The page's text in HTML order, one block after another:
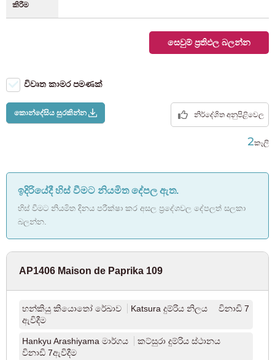
කිරීම
සෙවුම් ප්‍රතිඵල බලන්න
කොන්දේසිය සුරකින්න නිර්දේශිත අනුපිළිවෙල
2කෑලි
විවෘත කාමර පමණක්
ඉදිරියේදී හිස් වීමට නියමිත දේපල ඇත.
හිස් වීමට නියමිත දිනය පරීක්ෂා කර අසල ප්‍රදේශවල දේපලත් සලකා
බලන්න.
AP1406 Maison de Paprika 109
හන්කියු කියොතෝ රේඛාව
Katsura දුම්රිය නිලය විනාඩි 7
ඇවිදීම
Hankyu Arashiyama මාර්ගය
කට්සුරා දුම්රිය ස්ථානය
විනාඩි 7ඇවිදීම
ජේආර් ඕම් ලයින් (2)
ජේආර් සගාමි රේඛාව (1)
ටෝකියෝ මෙට්රෝ
ටෝකියෝ මෙට්‍රෝ මරුනූචි මාර්ගය (126)
ටෝකියෝ මෙට්‍රෝ ගින්සා මාර්ගය (12)
ටෝකියෝ මෙට්‍රෝ හැන්සොමන් ලයින් (6)
ටෝකියෝ මෙට්‍රෝ චියෝඩා මාර්ගය (20)